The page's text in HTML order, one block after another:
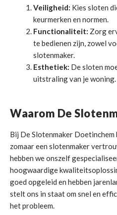
Veiligheid: Kies sloten
keurmerken en normen.
Functionaliteit: Zorg
te bedienen zijn, zowel
slotenmaker.
Esthetiek: De sloten
uitstraling van je woning.
Waarom De
Bij De Slotenmaker
zomaar een slotenmaker
hebben we onszelf
hoogwaardige
goed opgeleid en hebben
stelt ons in staat om snel en
het probleem.